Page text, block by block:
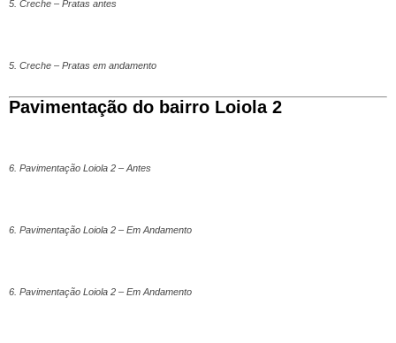
5. Creche – Pratas antes
5. Creche – Pratas em andamento
Pavimentação do bairro Loiola 2
6. Pavimentação Loiola 2 – Antes
6. Pavimentação Loiola 2 – Em Andamento
6. Pavimentação Loiola 2 – Em Andamento